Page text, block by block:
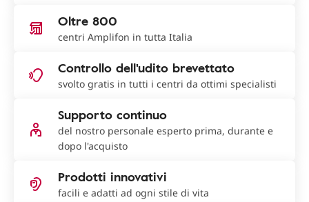
Oltre 800
centri Amplifon in tutta Italia
Controllo dell'udito brevettato
svolto gratis in tutti i centri da ottimi specialisti
Supporto continuo
del nostro personale esperto prima, durante e
dopo l'acquisto
Prodotti innovativi
facili e adatti ad ogni stile di vita